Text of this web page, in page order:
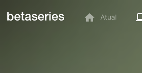
Atual